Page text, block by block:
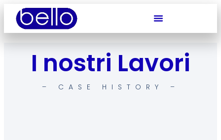
I nostri Lavori
– CASE HISTORY –